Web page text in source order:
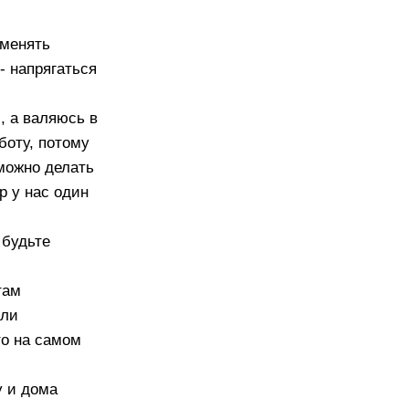
напрягаться
а валяюсь в
потому
делать
у нас один
на самом
и дома